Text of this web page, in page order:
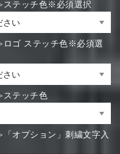
テッチ色※必須選択
ゴ ステッチ色※必須選
テッチ色
オプション」刺繍文字入